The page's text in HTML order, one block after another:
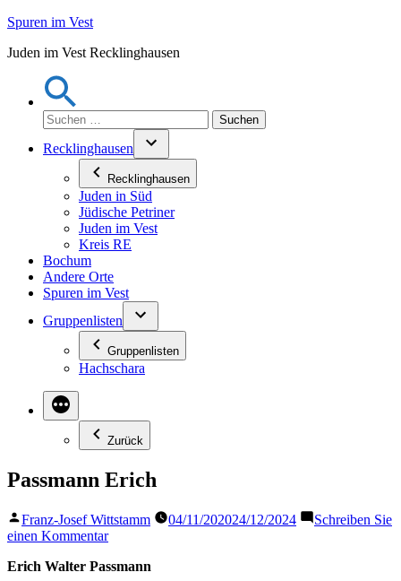
Zum
springen
Spuren im Vest
Juden im Vest Recklinghausen
Suchen
nach:
Recklinghausen
Recklinghausen
Juden in Süd
Jüdische Petriner
Juden im Vest
Kreis RE
Bochum
Andere Orte
Spuren im Vest
Gruppenlisten
Gruppenlisten
Hachschara
Zurück
Passmann Erich
Veröffentlicht
von
Franz-Josef Wittstamm 04/11/202024/12/2024
Schreiben Sie
einen Kommentarzu
Erich
Erich Walter Passmann